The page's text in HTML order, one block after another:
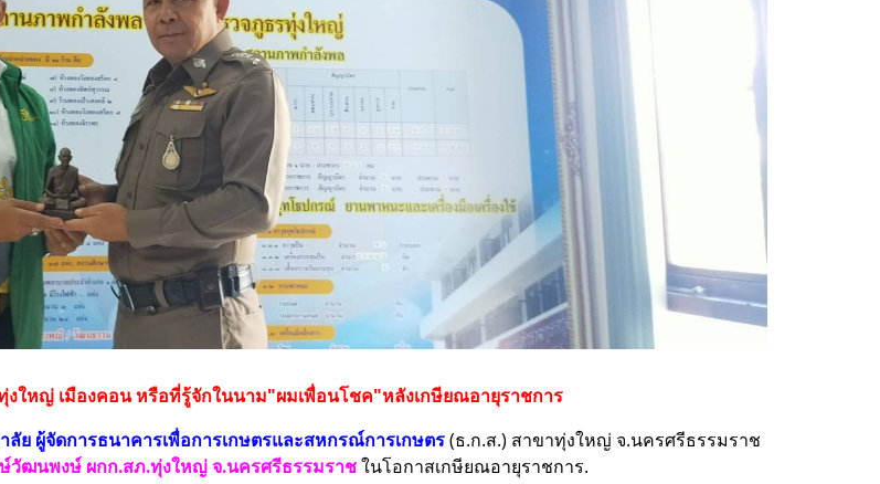
ใหญ่ เมืองคอน หรือที่รู้จักในนาม"ผมเพื่อนโชค"หลังเกษียณอายุราชการ
ลัย ผู้จัดการธนาคารเพื่อการเกษตรและสหกรณ์การเกษตร(ธ.ก.ส.) สาขาทุ่งใหญ่ จ.นครศรีธรรมราช
วัฒนพงษ์ ผกก.สภ.ทุ่งใหญ่ จ.นครศรีธรรมราชในโอกาสเกษียณอายุราชการ.